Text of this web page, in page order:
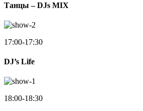
Танцы – DJs MIX
17:00-17:30
DJ’s Life
18:00-18:30